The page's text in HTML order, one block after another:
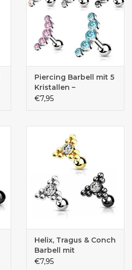
Piercing Barbell mit 5
Kristallen –
Chirurgenstahl 316L |
€7,95
Helix, Tragus & Conch
Barbell mit
Kristallstein –
€7,95